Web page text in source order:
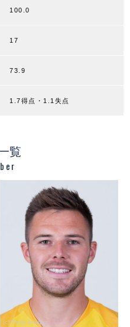
100.0
17
73.9
1.7得点・1.1失点
覧